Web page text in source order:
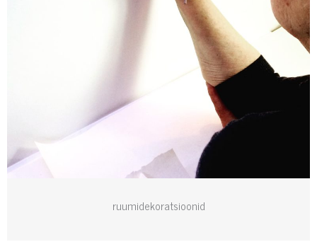
ruumidekoratsioonid